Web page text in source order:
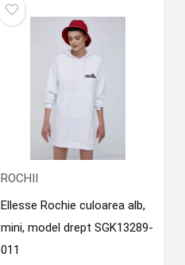
ROCHII
Ellesse Rochie culoarea alb,
mini, model drept SGK13289-
011